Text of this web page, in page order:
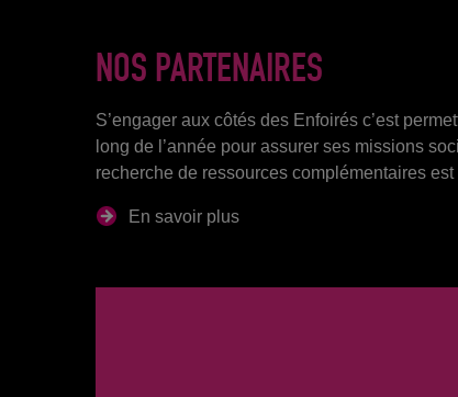
NOS PARTENAIRES
S’engager aux côtés des Enfoirés c’est
long de l’année pour assurer ses missions
recherche de ressources complémentaires
En savoir plus